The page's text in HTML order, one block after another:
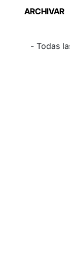
ARCHIVAR